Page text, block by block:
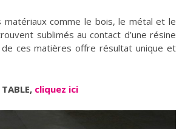
matériaux comme le bois, le métal et le
sublimés au contact d’une résine
de ces matières offre résultat unique et
cliquez ici